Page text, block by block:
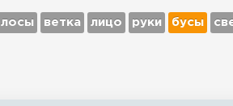
ветка лицо руки бусы